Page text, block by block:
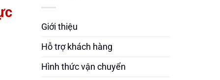
Giới thiệu
Hỗ trợ khách hàng
Hình thức vận chuyển